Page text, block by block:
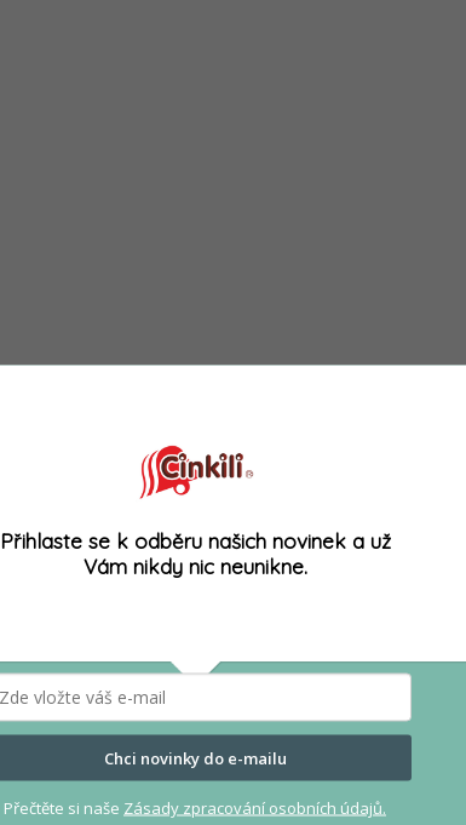
Přihlaste se k odběru našich novinek a už
Vám nikdy nic neunikne.
Chci novinky do e-mailu
Přečtěte si naše Zásady zpracování osobních údajů.